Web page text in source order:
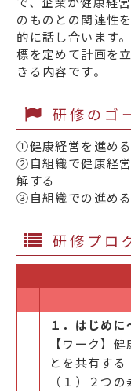
のものとの関連性
的に話し合います
標を定めて計画を
きる内容です。
研修のゴ
①健康経営を進め
②自組織で健康経
解する
③自組織での進め
研修プロ
１．はじめ
【ワーク】
とを共有する
（１）２つ